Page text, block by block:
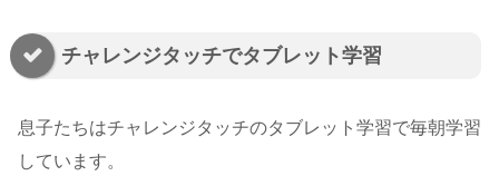
チャレンジタッチでタブレット学習
息子たちはチャレンジタッチのタブレット学習で毎朝学習
しています。